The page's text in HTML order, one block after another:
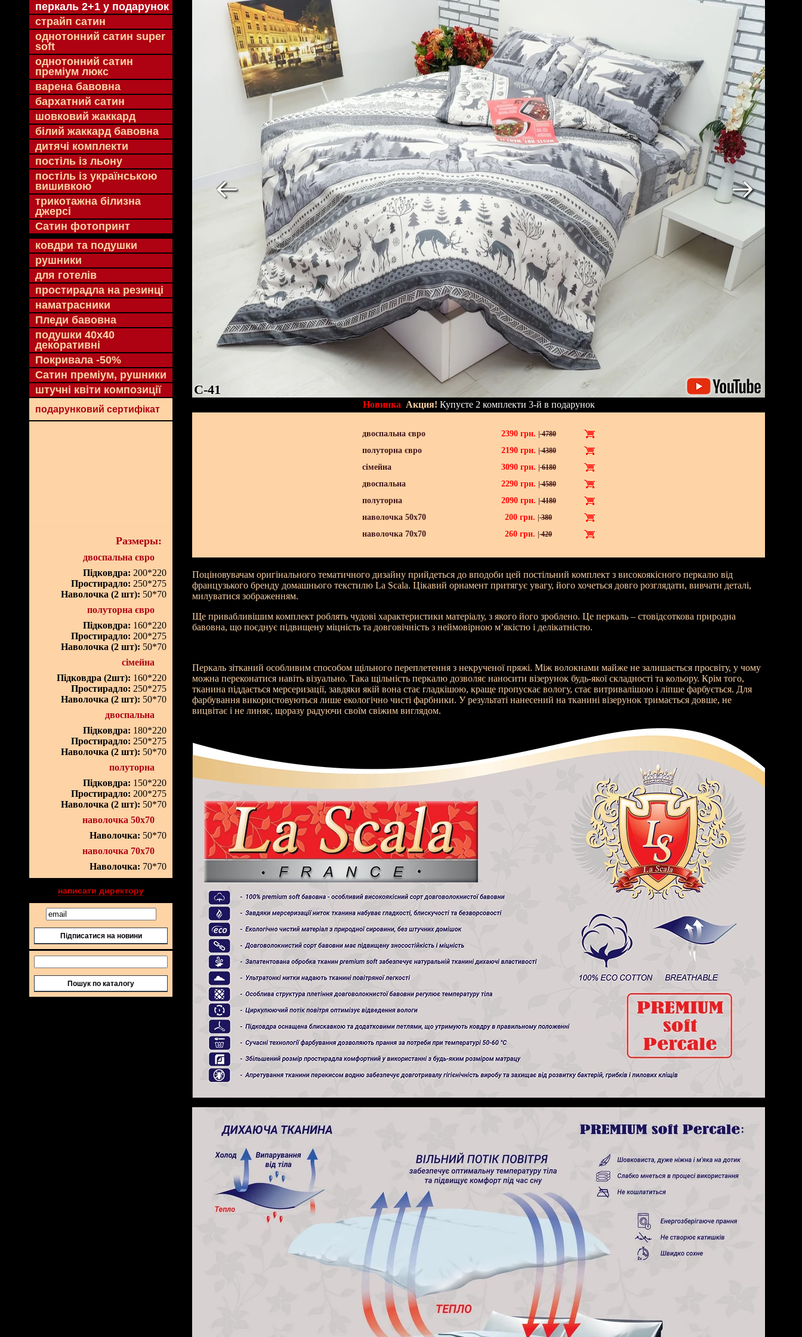
перкаль 2+1 у подарунок
страйп сатин
однотонний сатин super
soft
однотонний сатин
преміум люкс
варена бавовна
бархатний сатин
шовковий жаккард
білий жаккард бавовна
дитячі комплекти
постіль із льону
постіль із українською
вишивкою
трикотажна білизна
джерсі
Сатин фотопринт
ковдри та подушки
рушники
для готелів
простирадла на резинці
наматрасники
Пледи бавовна
подушки 40х40
декоративні
Покривала -50%
Сатин преміум, рушники
штучні квіти композиції
подарунковий сертифікат
Размеры:
двоспальна євро
Підковдра: 200*220
Простирадло: 250*275
Наволочка (2 шт): 50*70
полуторна євро
Підковдра: 160*220
Простирадло: 200*275
Наволочка (2 шт): 50*70
сімейна
Підковдра (2шт): 160*220
Простирадло: 250*275
Наволочка (2 шт): 50*70
двоспальна
Підковдра: 180*220
Простирадло: 250*275
Наволочка (2 шт): 50*70
полуторна
Підковдра: 150*220
Простирадло: 200*275
Наволочка (2 шт): 50*70
наволочка 50х70
Наволочка: 50*70
наволочка 70х70
Наволочка: 70*70
написати директору
Підписатися на новини
Пошук по каталогу
C-41
Новинка Акция! Купуєте 2 комплекти 3-й в подарунок
двоспальна євро 2390 грн. |4780
полуторна євро 2190 грн. |4380
сімейна 3090 грн. |6180
двоспальна 2290 грн. |4580
полуторна 2090 грн. |4180
наволочка 50х70 200 грн. 380
наволочка 70х70 260 грн. 420
Поціновувачам оригінального тематичного дизайну прийдеться до вподоби цей постільний комплект з високоякісного перкалю від
французького бренду домашнього текстилю La Scala. Цікавий орнамент притягує увагу, його хочеться довго розглядати, вивчати деталі,
милуватися зображенням.
Ще привабливішим комплект роблять чудові характеристики матеріалу, з якого його зроблено. Це перкаль – стовідсоткова природна
бавовна, що поєднує підвищену міцність та довговічність з неймовірною м’якістю і делікатністю.
Перкаль зітканий особливим способом щільного переплетення з некрученої пряжі. Між волокнами майже не залишається просвіту, у чому
можна переконатися навіть візуально. Така щільність перкалю дозволяє наносити візерунок будь-якої складності та кольору. Крім того,
тканина піддається мерсеризації, завдяки якій вона стає гладкішою, краще пропускає вологу, стає витривалішою і ліпше фарбується. Для
фарбування використовуються лише екологічно чисті фарбники. У результаті нанесений на тканині візерунок тримається довше, не
вицвітає і не линяє, щоразу радуючи своїм свіжим виглядом.